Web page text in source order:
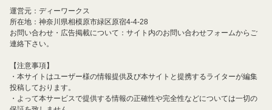
運営元：ディーワークス
所在地：神奈川県相模原市緑区原宿4-4-28
お問い合わせ・広告掲載について：サイト内のお問い合わせフォームからご
連絡下さい。
【注意事項】
・本サイトはユーザー様の情報提供及び本サイトと提携するライターが編集
投稿しております。
・よって本サービスで提供する情報の正確性や完全性などについては一切の